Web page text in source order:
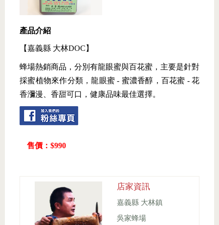
產品介紹
【嘉義縣 大林DOC】
蜂場熱銷商品，分別有龍眼蜜與百花蜜，主要是針對
採蜜植物來作分類，龍眼蜜 - 蜜濃香醇，百花蜜 - 花
香瀰漫、香甜可口，健康品味最佳選擇。
售價：$990
店家資訊
嘉義縣 大林鎮
吳家蜂場